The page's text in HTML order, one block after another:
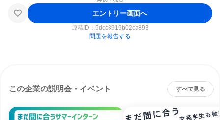
エントリー画面へ
原稿ID： 5dcc8919b02ca893
問題を報告する
この企業の説明会・イベント すべて見る